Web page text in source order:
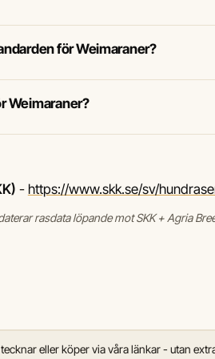
för Weimaraner?
Weimaraner?
- https://www.skk.se/sv/
rasdata löpande mot SKK + Agria
eller köper via våra länkar - utan